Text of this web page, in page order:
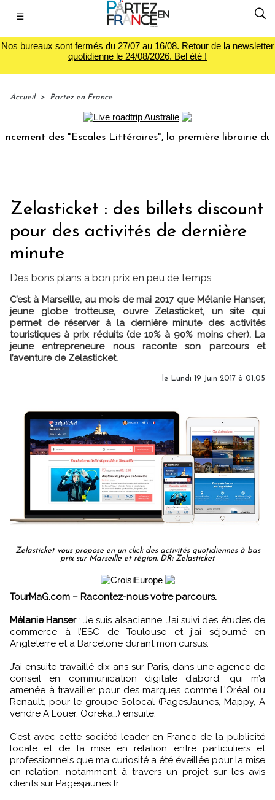
☰
Nos bureaux sont fermés du 27/07 au 16/08. Retour de la newsletter
quotidienne le 24/08/2026. Bel été !
Accueil > Partez en France
des "Escales Littéraires", la première librairie du voyage
Zelasticket : des billets discount
pour des activités de dernière
minute
Des bons plans à bon prix en peu de temps
C’est à Marseille, au mois de mai 2017 que Mélanie Hanser,
jeune globe trotteuse, ouvre Zelasticket, un site qui
permet de réserver à la dernière minute des activités
touristiques à prix réduits (de 10% à 90% moins cher). La
jeune entrepreneure nous raconte son parcours et
l’aventure de Zelasticket.
le Lundi 19 Juin 2017 à 01:05
Zelasticket vous propose en un click des activités quotidiennes à bas
prix sur Marseille et région. DR: Zelasticket
TourMaG.com – Racontez-nous votre parcours.
Mélanie Hanser: Je suis alsacienne. J’ai suivi des études de
commerce à l’ESC de Toulouse et j'ai séjourné en
Angleterre et à Barcelone durant mon cursus.
J’ai ensuite travaillé dix ans sur Paris, dans une agence de
conseil en communication digitale d’abord, qui m’a
amenée à travailler pour des marques comme L’Oréal ou
Renault, pour le groupe Solocal (PagesJaunes, Mappy, A
vendre A Louer, Ooreka…) ensuite.
C’est avec cette société leader en France de la publicité
locale et de la mise en relation entre particuliers et
professionnels que ma curiosité a été éveillée pour la mise
en relation, notamment à travers un projet sur les avis
clients sur Pagesjaunes.fr.